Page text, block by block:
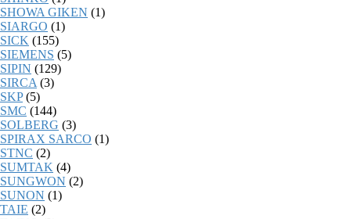
SHOWA GIKEN (1)
SIARGO (1)
SICK (155)
SIEMENS (5)
SIPIN (129)
SIRCA (3)
SKP (5)
SMC (144)
SOLBERG (3)
SPIRAX SARCO (1)
STNC (2)
SUMTAK (4)
SUNGWON (2)
SUNON (1)
TAIE (2)